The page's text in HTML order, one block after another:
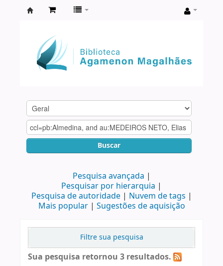
Agamenon
Magalhães
Buscar
Pesquisa avançada
Pesquisar por hierarquia
Pesquisa de autoridade
Nuvem de tags
Mais popular
Sugestões de aquisição
Filtre sua pesquisa
Sua pesquisa retornou 3 resultados.